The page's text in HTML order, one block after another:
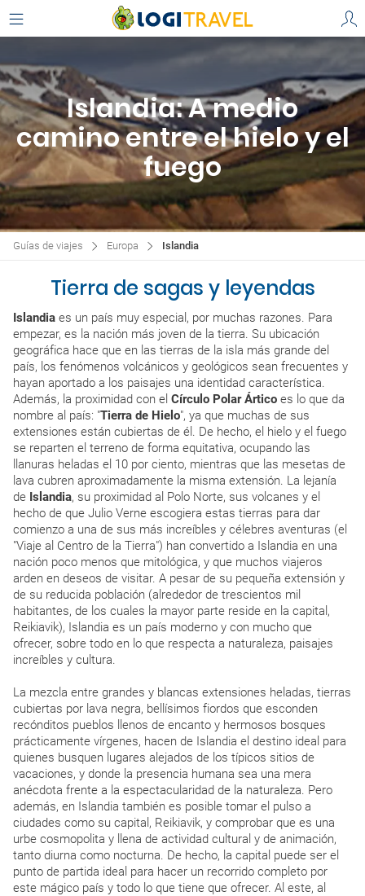
Islandia: A medio
camino entre el hielo y el
fuego
Guías de viajes Europa Islandia
Tierra de sagas y leyendas
Islandia es un país muy especial, por muchas razones. Para
empezar, es la nación más joven de la tierra. Su ubicación
geográfica hace que en las tierras de la isla más grande del
país, los fenómenos volcánicos y geológicos sean frecuentes y
hayan aportado a los paisajes una identidad característica.
Además, la proximidad con el Círculo Polar Ártico es lo que da
nombre al país: "Tierra de Hielo", ya que muchas de sus
extensiones están cubiertas de él. De hecho, el hielo y el fuego
se reparten el terreno de forma equitativa, ocupando las
llanuras heladas el 10 por ciento, mientras que las mesetas de
lava cubren aproximadamente la misma extensión. La lejanía
de Islandia, su proximidad al Polo Norte, sus volcanes y el
hecho de que Julio Verne escogiera estas tierras para dar
comienzo a una de sus más increíbles y célebres aventuras (el
"Viaje al Centro de la Tierra") han convertido a Islandia en una
nación poco menos que mitológica, y que muchos viajeros
arden en deseos de visitar. A pesar de su pequeña extensión y
de su reducida población (alrededor de trescientos mil
habitantes, de los cuales la mayor parte reside en la capital,
Reikiavik), Islandia es un país moderno y con mucho que
ofrecer, sobre todo en lo que respecta a naturaleza, paisajes
increíbles y cultura.
La mezcla entre grandes y blancas extensiones heladas, tierras
cubiertas por lava negra, bellísimos fiordos que esconden
recónditos pueblos llenos de encanto y hermosos bosques
prácticamente vírgenes, hacen de Islandia el destino ideal para
quienes busquen lugares alejados de los típicos sitios de
vacaciones, y donde la presencia humana sea una mera
anécdota frente a la espectacularidad de la naturaleza. Pero
además, en Islandia también es posible tomar el pulso a
ciudades como su capital, Reikiavik, y comprobar que es una
urbe cosmopolita y llena de actividad cultural y de animación,
tanto diurna como nocturna. De hecho, la capital puede ser el
punto de partida ideal para hacer un recorrido completo por
este mágico país y todo lo que tiene que ofrecer. Al este, al